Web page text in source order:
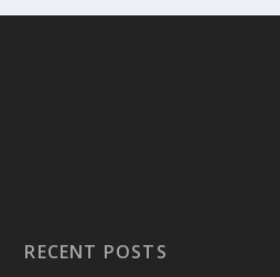
RECENT POSTS